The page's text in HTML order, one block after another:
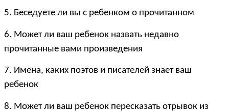
5. Беседуете ли вы с ребенком о прочитанном
6. Может ли ваш ребенок назвать недавно
прочитанные вами произведения
7. Имена, каких поэтов и писателей знает ваш
ребенок
8. Может ли ваш ребенок пересказать отрывок из